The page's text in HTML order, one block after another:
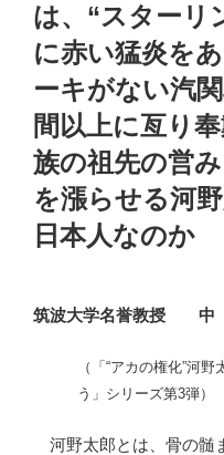
は、“スターリ
に赤い猛炎を
ーキがない汽
間以上に亙り
族の祖先の営
を漲らせる河
日本人なのか
筑波大学名誉教授
（「“アカの権化”河
う」シリーズ第3弾）
河野太郎とは、骨の髄